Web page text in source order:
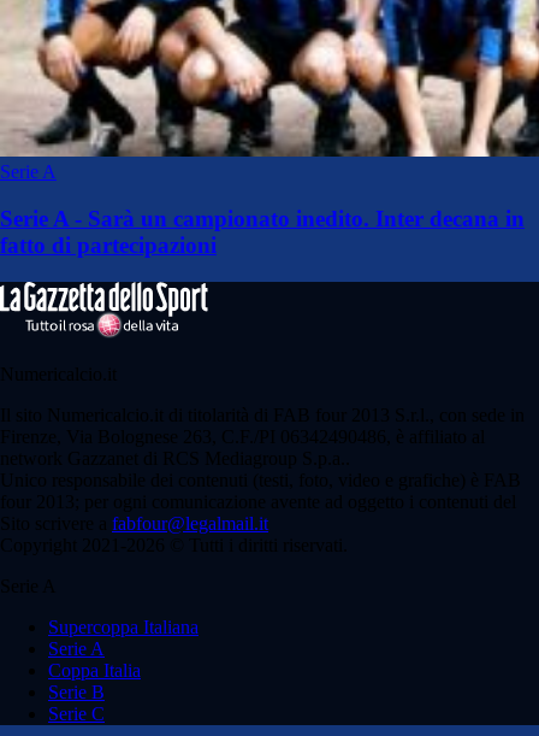
Serie A
Serie A - Sarà un campionato inedito. Inter decana in
fatto di partecipazioni
Numericalcio.it
Il sito Numericalcio.it di titolarità di FAB four 2013 S.r.l., con sede in
Firenze, Via Bolognese 263, C.F./PI 06342490486, è affiliato al
network Gazzanet di RCS Mediagroup S.p.a..
Unico responsabile dei contenuti (testi, foto, video e grafiche) è FAB
four 2013; per ogni comunicazione avente ad oggetto i contenuti del
Sito scrivere a fabfour@legalmail.it
Copyright 2021-2026 © Tutti i diritti riservati.
Serie A
Supercoppa Italiana
Serie A
Coppa Italia
Serie B
Serie C